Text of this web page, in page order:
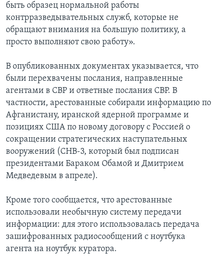
быть образец нормальной работы
контрразведывательных служб, которые не
обращают внимания на большую политику, а
просто выполняют свою работу».
В опубликованных документах указывается, что
были перехвачены послания, направленные
агентами в СВР и ответные послания СВР. В
частности, арестованные собирали информацию по
Афганистану, иранской ядерной программе и
позициях США по новому договору с Россией о
сокращении стратегических наступательных
вооружений (СНВ-3, который был подписан
президентами Бараком Обамой и Дмитрием
Медведевым в апреле).
Кроме того сообщается, что арестованные
использовали необычную систему передачи
информации: для этого использовалась передача
зашифрованных радиосообщений с ноутбука
агента на ноутбук куратора.